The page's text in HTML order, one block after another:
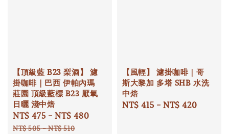
【頂級藍 B23 梨酒】 濾
掛咖啡｜巴西 伊帕內瑪
莊園 頂級藍標 B23 厭氧
日曬 淺中焙
Sale
price
NT$ 475 -NT$ 480
NT$ 505-NT$ 510
【風輕】 濾掛咖啡｜哥
斯大黎加 多塔 SHB 水洗
中焙
Regular
NT$ 415 -NT$ 420